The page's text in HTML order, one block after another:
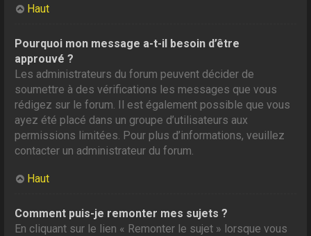
Haut
Pourquoi mon message a-t-il besoin d’être
approuvé ?
Les administrateurs du forum peuvent décider de
soumettre à des vérifications les messages que vous
rédigez sur le forum. Il est également possible que vous
ayez été placé dans un groupe d’utilisateurs aux
permissions limitées. Pour plus d’informations, veuillez
contacter un administrateur du forum.
Haut
Comment puis-je remonter mes sujets ?
En cliquant sur le lien « Remonter le sujet » lorsque vous